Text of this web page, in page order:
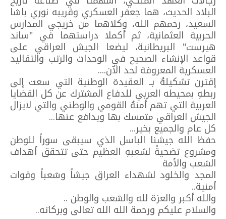
البلاد الحديث، هما جعفر العسكري وقريبه نوري باشا
السعيد، رحمهم الله، وكلاهما من خريجي المدارس
الحربية العثمانية، ثم أكملا دراستهما في "ساند
هيرست" البريطانية، ليضعا الجيش العراقي على
قواعد الإنشاء الصحيح في الوحدات والرتب والتقاليد
العسكرية المعروفة لحد الآن....
إقترن تشكيلهُ بــ العقيدة الوطنية التي سعت إلى
ربطهِ بمحيطه العربي للدفاع المشترك عن كل القضايا
العربية التي تهم أمنهُ القومي والوطني والتي لايزال
الجيش العراقي متمسك بها ويدافع عنها...
كل عام والجميع بخير...
حفظ الله جيشنا الباسل الذي سيبقى سوراً للوطن
ومشروع تضحيةً لشعبهِ العظيم حتى تتحقق أهداف
الشعب والأمة
المجد والخلود لشهداء العراق جيشاً وشعباً وقوات
أمنية..
والله أكبر والعزة لله والشعب والوطن ..
والسلام عليكم ورحمة الله الله تعالى وبركاته..